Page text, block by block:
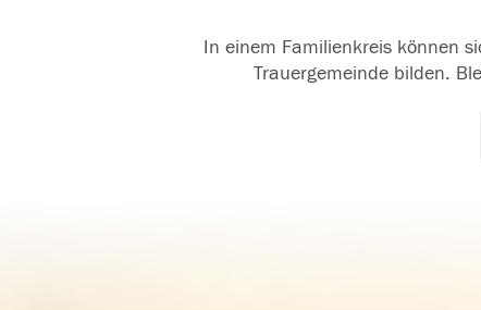
In einem Familienkreis können
Trauergemeinde bilden.